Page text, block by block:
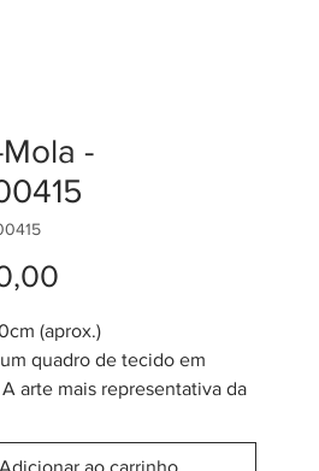
-
(aprox.)
quadro de tecido em
arte mais representativa da
A técnica usada se
Adicionar ao carrinho